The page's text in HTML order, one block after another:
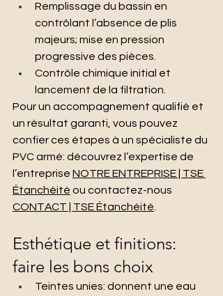
Remplissage du bassin en
contrôlant l’absence de plis
majeurs; mise en pression
progressive des pièces.
Contrôle chimique initial et
lancement de la filtration.
Pour un accompagnement qualifié et
un résultat garanti, vous pouvez
confier ces étapes à un spécialiste du
PVC armé: découvrez l’expertise de
l’entreprise NOTRE ENTREPRISE | TSE
Étanchéité ou contactez-nous
CONTACT | TSE Étanchéité.
Esthétique et finitions:
faire les bons choix
Teintes unies: donnent une eau